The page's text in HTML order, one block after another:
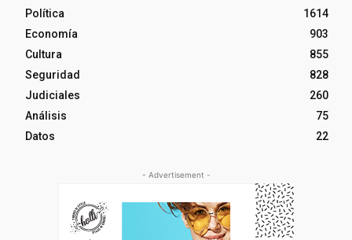
Política
1614
Economía
903
Cultura
855
Seguridad
828
Judiciales
260
Análisis
75
Datos
22
- Advertisement -